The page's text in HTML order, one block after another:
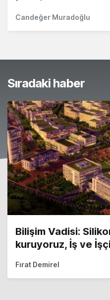
Candeğer Muradoğlu
Sıradaki haber
Bilişim Vadisi:
kuruyoruz, İş ve
Fırat Demirel